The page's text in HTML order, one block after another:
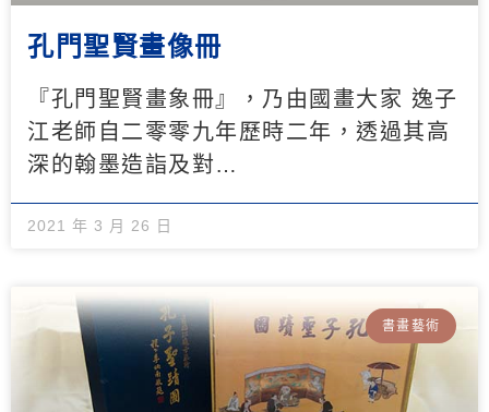
孔門聖賢畫像冊
『孔門聖賢畫象冊』，乃由國畫大家 逸子
江老師自二零零九年歷時二年，透過其高
深的翰墨造詣及對…
2021 年 3 月 26 日
書畫藝術